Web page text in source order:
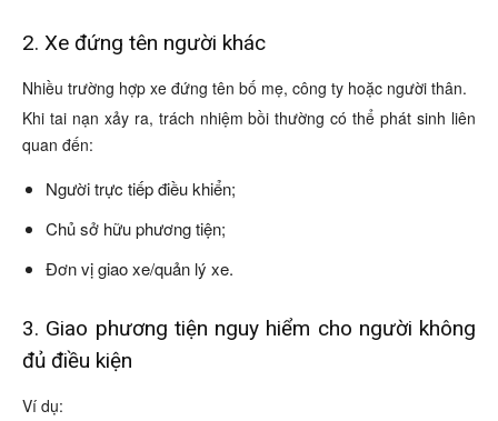
2. Xe đứng tên người khác
Nhiều trường hợp xe đứng tên bố mẹ, công ty hoặc người thân.
Khi tai nạn xảy ra, trách nhiệm bồi thường có thể phát sinh liên
quan đến:
Người trực tiếp điều khiển;
Chủ sở hữu phương tiện;
Đơn vị giao xe/quản lý xe.
3. Giao phương tiện nguy hiểm cho người không
đủ điều kiện
Ví dụ: